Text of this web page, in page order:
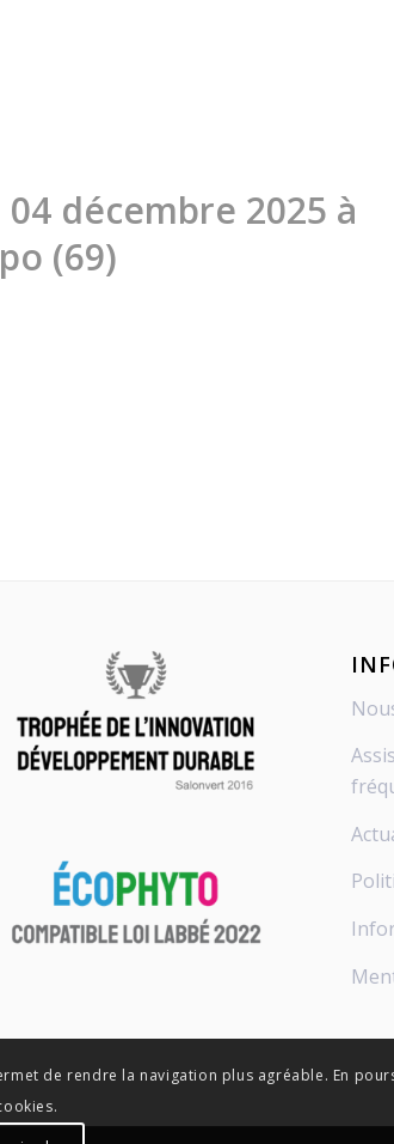
04 décembre 2025 à
(69)
de rendre la navigation plus agréable. En